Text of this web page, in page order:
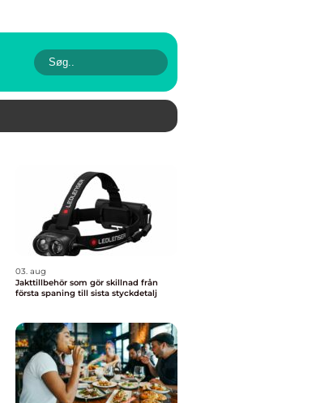
03. aug
Jakttillbehör som gör skillnad från
första spaning till sista styckdetalj